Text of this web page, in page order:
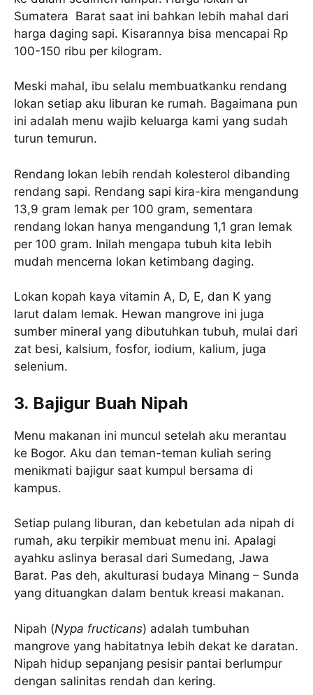
Sumatera Barat saat ini bahkan lebih mahal dari
harga daging sapi. Kisarannya bisa mencapai Rp
100-150 ribu per kilogram.
Meski mahal, ibu selalu membuatkanku rendang
lokan setiap aku liburan ke rumah. Bagaimana pun
ini adalah menu wajib keluarga kami yang sudah
turun temurun.
Rendang lokan lebih rendah kolesterol dibanding
rendang sapi. Rendang sapi kira-kira mengandung
13,9 gram lemak per 100 gram, sementara
rendang lokan hanya mengandung 1,1 gran lemak
per 100 gram. Inilah mengapa tubuh kita lebih
mudah mencerna lokan ketimbang daging.
Lokan kopah kaya vitamin A, D, E, dan K yang
larut dalam lemak. Hewan mangrove ini juga
sumber mineral yang dibutuhkan tubuh, mulai dari
zat besi, kalsium, fosfor, iodium, kalium, juga
selenium.
3. Bajigur Buah Nipah
Menu makanan ini muncul setelah aku merantau
ke Bogor. Aku dan teman-teman kuliah sering
menikmati bajigur saat kumpul bersama di
kampus.
Setiap pulang liburan, dan kebetulan ada nipah di
rumah, aku terpikir membuat menu ini. Apalagi
ayahku aslinya berasal dari Sumedang, Jawa
Barat. Pas deh, akulturasi budaya Minang – Sunda
yang dituangkan dalam bentuk kreasi makanan.
Nipah (Nypa fructicans) adalah tumbuhan
mangrove yang habitatnya lebih dekat ke daratan.
Nipah hidup sepanjang pesisir pantai berlumpur
dengan salinitas rendah dan kering.